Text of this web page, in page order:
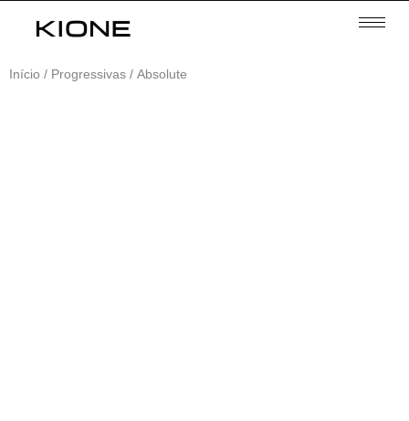
Início / Progressivas / Absolute